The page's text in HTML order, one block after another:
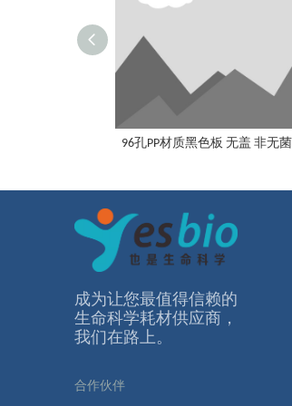
96孔PP材质黑色板 无盖 非无菌
成为让您最值得信赖的
⽣命科学耗材供应商，
我们在路上。
合作伙伴